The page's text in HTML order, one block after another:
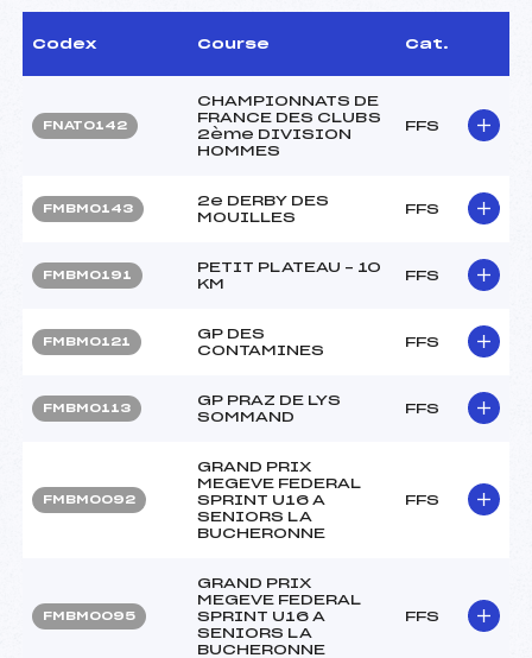
Codex Course Cat.
FNAT0142
CHAMPIONNATS DE
FRANCE DES CLUBS
2ème DIVISION
HOMMES
FFS
FMBM0143
2e DERBY DES
MOUILLES
FFS
FMBM0191
PETIT PLATEAU – 10
KM
FFS
FMBM0121
GP DES
CONTAMINES
FFS
FMBM0113
GP PRAZ DE LYS
SOMMAND
FFS
FMBM0092
GRAND PRIX
MEGEVE FEDERAL
SPRINT U16 A
SENIORS LA
BUCHERONNE
FFS
FMBM0095
GRAND PRIX
MEGEVE FEDERAL
SPRINT U16 A
SENIORS LA
BUCHERONNE
FFS